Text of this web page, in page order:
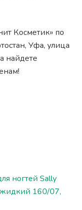
Косметик» по
Уфа, улица
найдете